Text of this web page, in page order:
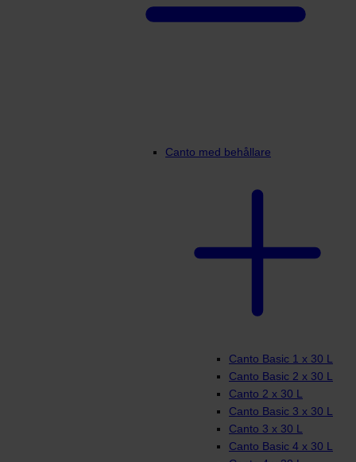
Canto med behållare
Canto Basic 1 x 30 L
Canto Basic 2 x 30 L
Canto 2 x 30 L
Canto Basic 3 x 30 L
Canto 3 x 30 L
Canto Basic 4 x 30 L